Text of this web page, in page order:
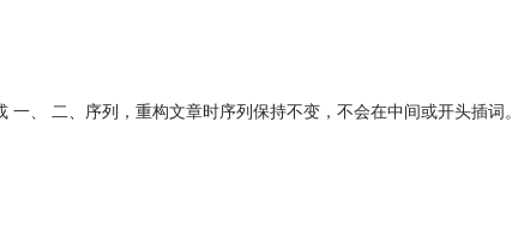
、 二、序列，重构文章时序列保持不变，不会在中间或开头插词。